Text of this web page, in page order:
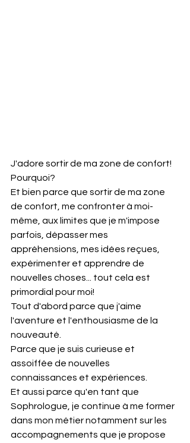
J'adore sortir de ma zone de confort!
Pourquoi?
Et bien parce que sortir de ma zone
de confort, me confronter à moi-
même, aux limites que je m'impose
parfois, dépasser mes
appréhensions, mes idées reçues,
expérimenter et apprendre de
nouvelles choses... tout cela est
primordial pour moi!
Tout d'abord parce que j'aime
l'aventure et l'enthousiasme de la
nouveauté.
Parce que je suis curieuse et
assoiffée de nouvelles
connaissances et expériences.
Et aussi parce qu'en tant que
Sophrologue, je continue à me former
dans mon métier notamment sur les
accompagnements que je propose